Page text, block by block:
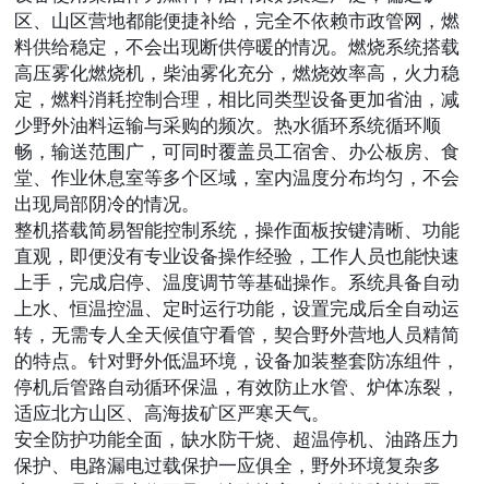
区、山区营地都能便捷补给，完全不依赖市政管网，燃
料供给稳定，不会出现断供停暖的情况。燃烧系统搭载
高压雾化燃烧机，柴油雾化充分，燃烧效率高，火力稳
定，燃料消耗控制合理，相比同类型设备更加省油，减
少野外油料运输与采购的频次。热水循环系统循环顺
畅，输送范围广，可同时覆盖员工宿舍、办公板房、食
堂、作业休息室等多个区域，室内温度分布均匀，不会
出现局部阴冷的情况。
整机搭载简易智能控制系统，操作面板按键清晰、功能
直观，即便没有专业设备操作经验，工作人员也能快速
上手，完成启停、温度调节等基础操作。系统具备自动
上水、恒温控温、定时运行功能，设置完成后全自动运
转，无需专人全天候值守看管，契合野外营地人员精简
的特点。针对野外低温环境，设备加装整套防冻组件，
停机后管路自动循环保温，有效防止水管、炉体冻裂，
适应北方山区、高海拔矿区严寒天气。
安全防护功能全面，缺水防干烧、超温停机、油路压力
保护、电路漏电过载保护一应俱全，野外环境复杂多